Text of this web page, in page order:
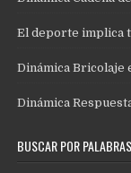
El deporte implica
Dinámica Bricolaje
Dinámica
BUSCAR POR PALABRAS